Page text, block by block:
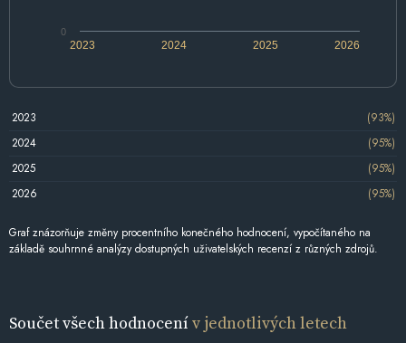
2024 2026
2023 2025
0
2023
(93%)
2024
(95%)
2025
(95%)
2026
(95%)
Graf znázorňuje změny procentního konečného hodnocení, vypočítaného na
základě souhrnné analýzy dostupných uživatelských recenzí z různých zdrojů.
Součet všech hodnocenív jednotlivých letech